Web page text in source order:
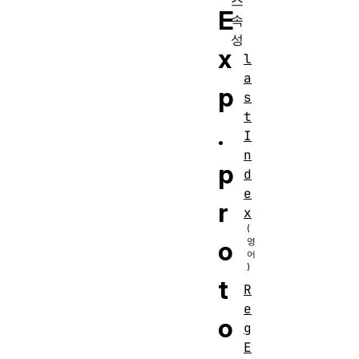
E
x
p
.
p
r
o
t
o
속
성
l
a
s
t
I
n
d
e
x
R
e
g
E